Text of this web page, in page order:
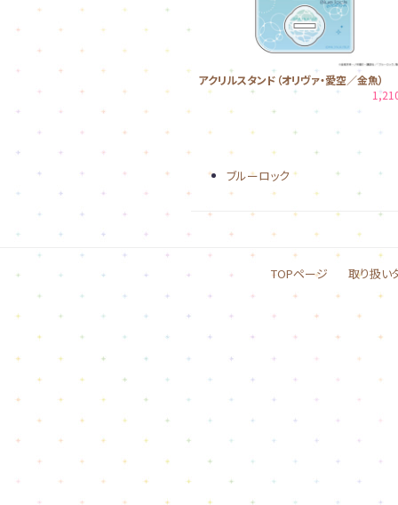
アクリルスタンド（オリヴァ・愛空／金魚）
ブルーロック
TOPページ 取り扱い